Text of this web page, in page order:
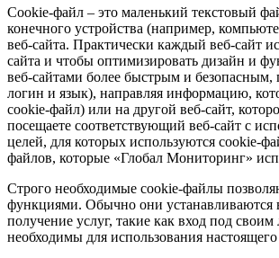
Cookie-файл – это маленький текстовый
конечного устройства (например,
веб-сайта. Практически каждый веб-сайт
сайта и чтобы оптимизировать дизайн и
веб-сайтами более быстрым и безопасным,
логин и язык), направляя информацию,
cookie-файл) или на другой веб-сайт,
посещаете соответствующий веб-сайт с
целей, для которых используются cookie-
файлов, которые «Глобал Мониторинг»
Строго необходимые cookie-файлы
функциями. Обычно они устанавливаются
получение услуг, такие как вход под
необходимы для использования настоящего